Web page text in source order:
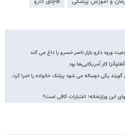
ورود دارو بازار ناصر خسرو را داغ می کند
کار آمریکایی‌ها بود
گویتد یکی دوساله می شود پزشک خانواده را اجرا کرد،
این وزارتخانه؛ اعتبارات کافی است؟